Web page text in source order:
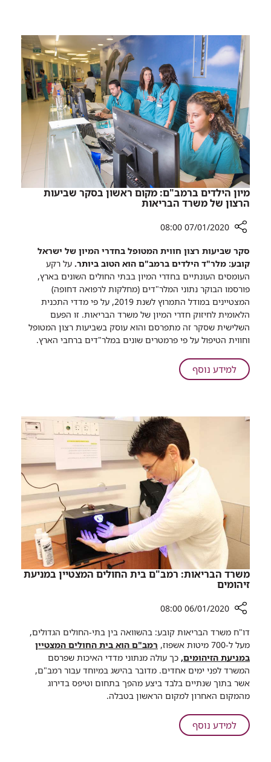
רמב"ם
באתגר
הטטריס
מיון הילדים ברמב"ם: מקום ראשון בסקר שביעות
הרצון של משרד הבריאות
שיתוף
מיון
הילדים
ברמב"ם:
מקום
ראשון
בסקר
שביעות
הרצון
של
07/01/2020 08:00
סקר שביעות רצון חווית המטופל בחדרי המיון של ישראל
קובע: מלר"ד הילדים ברמב"ם הוא הטוב ביותר. על רקע
העומסים העונתיים בחדרי המיון בבתי החולים השונים בארץ,
פורסמו הבוקר נתוני המלר"דים (מחלקות לרפואה דחופה)
המצטיינים במודל התמרוץ לשנת 2019, על פי מדדי התכנית
הלאומית לחיזוק חדרי המיון של משרד הבריאות. זו הפעם
השלישית שסקר זה מתפרסם והוא עוסק בשביעות רצון המטופל
וחווית הטיפול על פי פרמטרים שונים במלר"דים ברחבי הארץ.
למידע נוסףעל
מיון
מקום
ראשון
בסקר
שביעות
הרצון
של
משרד
הבריאות
משרד הבריאות: רמב"ם בית החולים המצטיין במניעת
זיהומים
שיתוף
משרד
הבריאות:
רמב"ם
בית
החולים
המצטיין
במניעת
06/01/2020 08:00
דו"ח משרד הבריאות קובע: בהשוואה בין בתי-החולים הגדולים,
מעל ל-700 מיטות אשפוז,
רמב"ם הוא בית החולים המצטיין
במניעת הזיהומים, כך עולה מנתוני מדדי האיכות שפרסם
המשרד לפני ימים אחדים. מדובר בהישג במיוחד עבור רמב"ם,
אשר בתוך שנתיים בלבד ביצע מהפך בתחום וטיפס בדירוג
מהמקום האחרון למקום הראשון בטבלה.
למידע נוסףעל
משרד